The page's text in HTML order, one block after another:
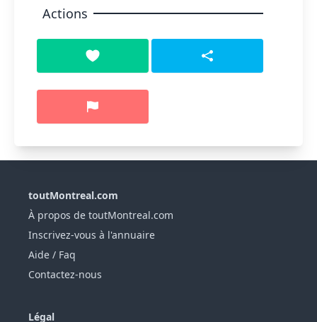
Actions
toutMontreal.com
À propos de toutMontreal.com
Inscrivez-vous à l'annuaire
Aide / Faq
Contactez-nous
Légal